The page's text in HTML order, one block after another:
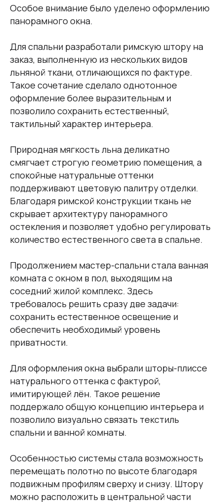
Особое внимание было уделено оформлению
панорамного окна.
Для спальни разработали римскую штору на
заказ, выполненную из нескольких видов
льняной ткани, отличающихся по фактуре.
Такое сочетание сделало однотонное
оформление более выразительным и
позволило сохранить естественный,
тактильный характер интерьера.
Природная мягкость льна деликатно
смягчает строгую геометрию помещения, а
спокойные натуральные оттенки
поддерживают цветовую палитру отделки.
Благодаря римской конструкции ткань не
скрывает архитектуру панорамного
остекления и позволяет удобно регулировать
количество естественного света в спальне.
Продолжением мастер-спальни стала ванная
комната с окном в пол, выходящим на
соседний жилой комплекс. Здесь
требовалось решить сразу две задачи:
сохранить естественное освещение и
обеспечить необходимый уровень
приватности.
Для оформления окна выбрали шторы-плиссе
натурального оттенка с фактурой,
имитирующей лён. Такое решение
поддержало общую концепцию интерьера и
позволило визуально связать текстиль
спальни и ванной комнаты.
Особенностью системы стала возможность
перемещать полотно по высоте благодаря
подвижным профилям сверху и снизу. Штору
можно расположить в центральной части